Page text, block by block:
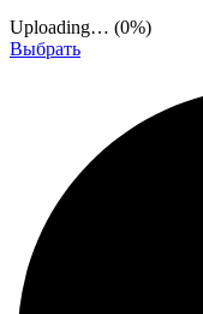
Uploading… (0%)
Выбрать